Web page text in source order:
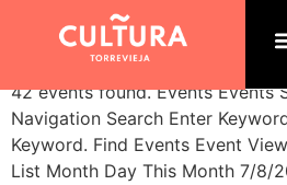
Archives:
42 events found. Events Events
Navigation Search Enter
Keyword. Find Events Event
List Month Day This Month 7/8/